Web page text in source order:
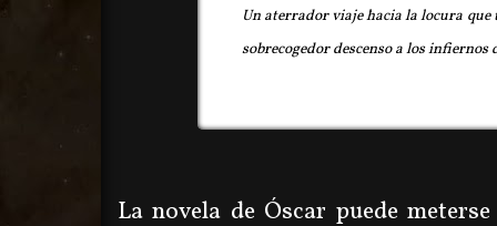
Un aterrador viaje hacia la locura que
sobrecogedor descenso a los infiernos
La novela de Óscar puede